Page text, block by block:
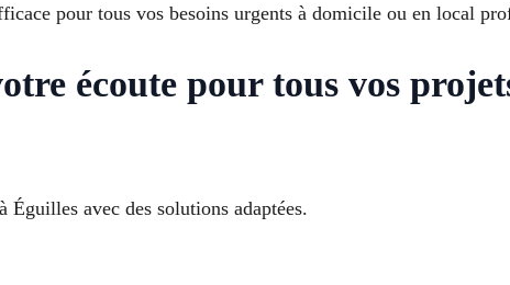
pour tous vos besoins urgents à domicile ou en local
écoute pour tous vos
Éguilles avec des solutions adaptées.